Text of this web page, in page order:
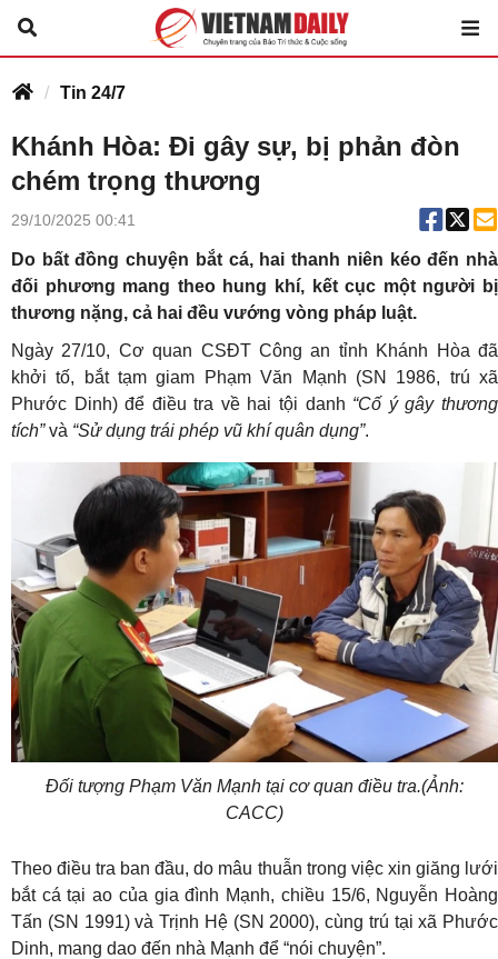
Tin 24/7
Khánh Hòa: Đi gây sự, bị phản đòn
chém trọng thương
29/10/2025 00:41
Do bất đồng chuyện bắt cá, hai thanh niên kéo đến nhà
đối phương mang theo hung khí, kết cục một người bị
thương nặng, cả hai đều vướng vòng pháp luật.
Ngày 27/10, Cơ quan CSĐT Công an tỉnh Khánh Hòa đã
khởi tố, bắt tạm giam Phạm Văn Mạnh (SN 1986, trú xã
Phước Dinh) để điều tra về hai tội danh “Cố ý gây thương
tích”và “Sử dụng trái phép vũ khí quân dụng”.
Đối tượng Phạm Văn Mạnh tại cơ quan điều tra.(Ảnh:
CACC)
Theo điều tra ban đầu, do mâu thuẫn trong việc xin giăng lưới
bắt cá tại ao của gia đình Mạnh, chiều 15/6, Nguyễn Hoàng
Tấn (SN 1991) và Trịnh Hệ (SN 2000), cùng trú tại xã Phước
Dinh, mang dao đến nhà Mạnh để “nói chuyện”.